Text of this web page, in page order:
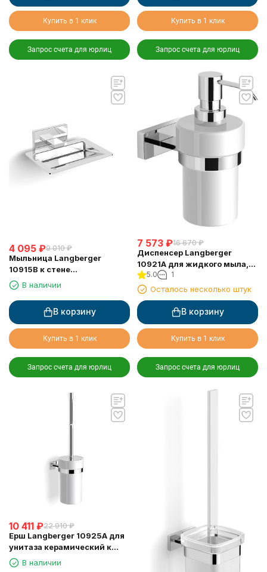
Купить в 1 клик
Запрос счета для юрлиц
Купить в 1 клик
Запрос счета для юрлиц
4 095 ₽9 010 ₽
Мыльница Langberger
10915B к стене
хромированная
В наличии
В корзину
Купить в 1 клик
Запрос счета для юрлиц
7 573 ₽16 670 ₽
Диспенсер Langberger
10921A для жидкого мыла,
керамический, к стене
круглый
5.0 1
Осталось несколько штук
В корзину
Купить в 1 клик
Запрос счета для юрлиц
10 411 ₽22 910 ₽
Ерш Langberger 10925A для
унитаза керамический к
стене круглый
В наличии